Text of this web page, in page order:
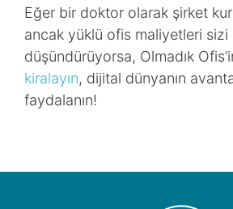
Eğer bir doktor olarak şirket
ancak yüklü ofis maliyetleri sizi
düşündürüyorsa, Olmadık
kiralayın, dijital dünyanın
faydalanın!